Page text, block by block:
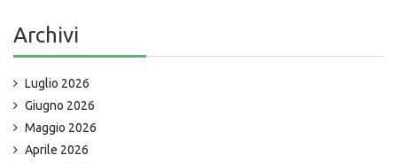
Archivi
Luglio 2026
Giugno 2026
Maggio 2026
Aprile 2026